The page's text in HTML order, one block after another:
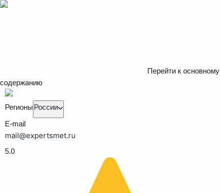
Перейти к основному
содержанию
Регионы России
E-mail
mail@expertsmet.ru
5.0